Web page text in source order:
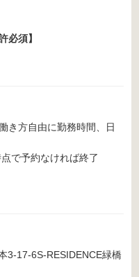
必須】
き方自由に勤務時間、日
で予約なければ終了
3-17-6S-RESIDENCE緑橋